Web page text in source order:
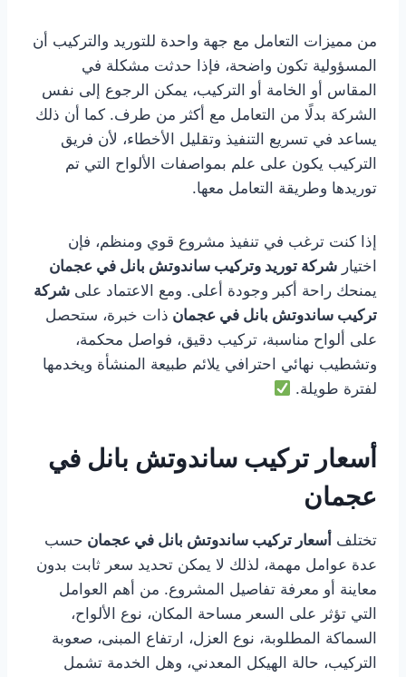
من مميزات التعامل مع جهة واحدة للتوريد والتركيب أن
المسؤولية تكون واضحة، فإذا حدثت مشكلة في
المقاس أو الخامة أو التركيب، يمكن الرجوع إلى نفس
الشركة بدلًا من التعامل مع أكثر من طرف. كما أن ذلك
يساعد في تسريع التنفيذ وتقليل الأخطاء، لأن فريق
التركيب يكون على علم بمواصفات الألواح التي تم
توريدها وطريقة التعامل معها.
إذا كنت ترغب في تنفيذ مشروع قوي ومنظم، فإن
اختيار شركة توريد وتركيب ساندوتش بانل في عجمان
يمنحك راحة أكبر وجودة أعلى. ومع الاعتماد على شركة
تركيب ساندوتش بانل في عجمان ذات خبرة، ستحصل
على ألواح مناسبة، تركيب دقيق، فواصل محكمة،
وتشطيب نهائي احترافي يلائم طبيعة المنشأة ويخدمها
لفترة طويلة.
أسعار تركيب ساندوتش بانل في
عجمان
تختلف أسعار تركيب ساندوتش بانل في عجمان حسب
عدة عوامل مهمة، لذلك لا يمكن تحديد سعر ثابت بدون
معاينة أو معرفة تفاصيل المشروع. من أهم العوامل
التي تؤثر على السعر مساحة المكان، نوع الألواح،
السماكة المطلوبة، نوع العزل، ارتفاع المبنى، صعوبة
التركيب، حالة الهيكل المعدني، وهل الخدمة تشمل